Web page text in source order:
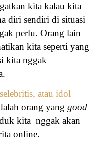
kita kalau kita
diri sendiri di situasi
perlu. Orang lain
kita seperti yang
kita nggak
selebritis, atau idol
orang yang good
kita nggak akan
online.